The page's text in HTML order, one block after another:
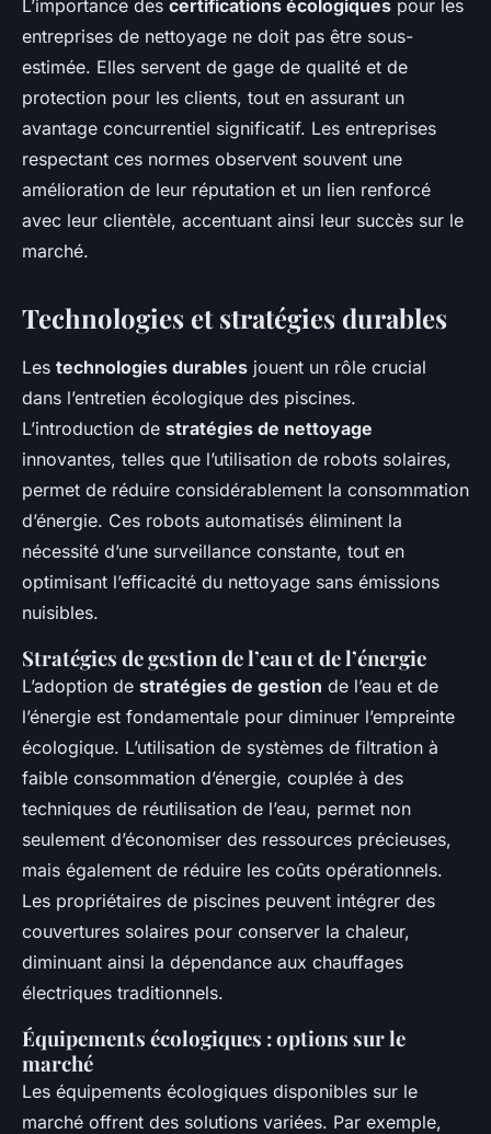
L’importance des certifications écologiques pour les
entreprises de nettoyage ne doit pas être sous-
estimée. Elles servent de gage de qualité et de
protection pour les clients, tout en assurant un
avantage concurrentiel significatif. Les entreprises
respectant ces normes observent souvent une
amélioration de leur réputation et un lien renforcé
avec leur clientèle, accentuant ainsi leur succès sur le
marché.
Technologies et stratégies durables
Les technologies durables jouent un rôle crucial
dans l’entretien écologique des piscines.
L’introduction de stratégies de nettoyage
innovantes, telles que l’utilisation de robots solaires,
permet de réduire considérablement la consommation
d’énergie. Ces robots automatisés éliminent la
nécessité d’une surveillance constante, tout en
optimisant l’efficacité du nettoyage sans émissions
nuisibles.
Stratégies de gestion de l’eau et de l’énergie
L’adoption de stratégies de gestion de l’eau et de
l’énergie est fondamentale pour diminuer l’empreinte
écologique. L’utilisation de systèmes de filtration à
faible consommation d’énergie, couplée à des
techniques de réutilisation de l’eau, permet non
seulement d’économiser des ressources précieuses,
mais également de réduire les coûts opérationnels.
Les propriétaires de piscines peuvent intégrer des
couvertures solaires pour conserver la chaleur,
diminuant ainsi la dépendance aux chauffages
électriques traditionnels.
Équipements écologiques : options sur le
marché
Les équipements écologiques disponibles sur le
marché offrent des solutions variées. Par exemple,